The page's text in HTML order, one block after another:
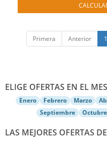
Primera Anterior 1
ELIGE OFERTAS EN EL
Enero Febrero Marzo
Septiembre
Octubre
LAS MEJORES OFERTAS